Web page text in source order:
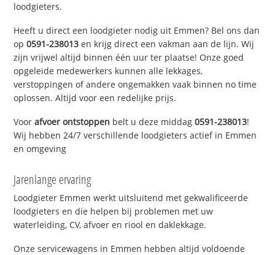
loodgieters.
Heeft u direct een loodgieter nodig uit Emmen? Bel ons dan
op0591-238013 en krijg direct een vakman aan de lijn. Wij
zijn vrijwel altijd binnen één uur ter plaatse! Onze goed
opgeleide medewerkers kunnen alle lekkages,
verstoppingen of andere ongemakken vaak binnen no time
oplossen. Altijd voor een redelijke prijs.
Voorafvoer ontstoppen belt u deze middag0591-238013!
Wij hebben 24/7 verschillende loodgieters actief in Emmen
en omgeving
Jarenlange ervaring
Loodgieter Emmen werkt uitsluitend met gekwalificeerde
loodgieters en die helpen bij problemen met uw
waterleiding, CV, afvoer en riool en daklekkage.
Onze servicewagens in Emmen hebben altijd voldoende